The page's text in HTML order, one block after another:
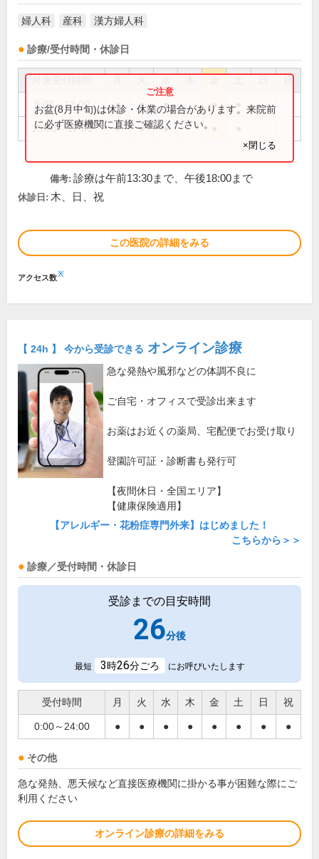
婦人科 産科 漢方婦人科
診療/受付時間・休診日
祝
9:00～13:00 ● ● ● ●
15:00～17:30 ● ● ●
お盆(8月中旬)は休診・休業の場合があります。来院前
に必ず医療機関に直接ご確認ください。
×閉じる
備考: 診療は午前13:30まで、午後18:00まで
休診日: 木、日、祝
この医院の詳細をみる
アクセス数※
【 24h 】 今から受診できる オンライン診療
急な発熱や風邪などの体調不良に
ご自宅・オフィスで受診出来ます
お薬はお近くの薬局、宅配便でお受け取り
登園許可証・診断書も発行可
【夜間休日・全国エリア】
【健康保険適用】
【アレルギー・花粉症専門外来】はじめました！
こちらから＞＞
診療／受付時間・休診日
受診までの目安時間
26分後
最短 3時26分ごろ にお呼びいたします
受付時間 月 火 水 木 金 土 日 祝
0:00～24:00 ● ● ● ● ● ● ● ●
その他
急な発熱、悪天候など直接医療機関に掛かる事が困難な際にご
利用ください
オンライン診療の詳細をみる